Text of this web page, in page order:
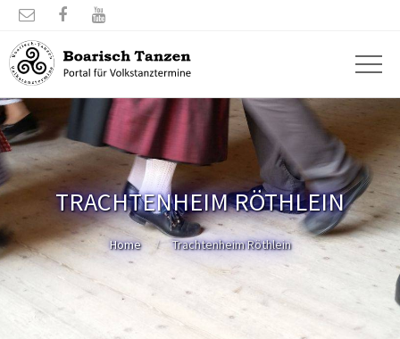
  
TRACHTENHEIM RÖTHLEIN
Home Trachtenheim Röthlein